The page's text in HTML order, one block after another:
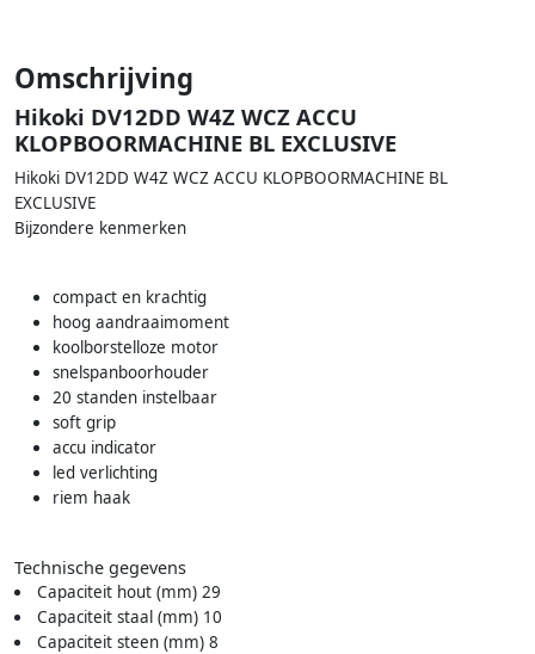
Omschrijving
Hikoki DV12DD W4Z WCZ ACCU
KLOPBOORMACHINE BL EXCLUSIVE
Hikoki DV12DD W4Z WCZ ACCU KLOPBOORMACHINE BL
EXCLUSIVE
Bijzondere kenmerken
compact en krachtig
hoog aandraaimoment
koolborstelloze motor
snelspanboorhouder
20 standen instelbaar
soft grip
accu indicator
led verlichting
riem haak
Technische gegevens
Capaciteit hout (mm) 29
Capaciteit staal (mm) 10
Capaciteit steen (mm) 8